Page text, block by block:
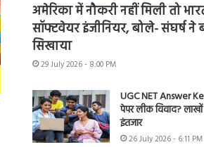
अमेरिका में नौकरी नहीं मिली तो
सॉफ्टवेयर इंजीनियर, बोले- संघर्ष
सिखाया
29 July 2026 - 8:00 PM
UGC NET Answer
पेपर लीक विवाद? लाखों
इंतजार
26 July 2026 - 6:11 PM